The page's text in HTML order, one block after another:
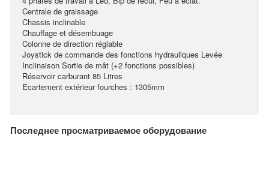
Centrale de graissage
Chassis inclinable
Chauffage et désembuage
Colonne de direction réglable
Joystick de commande des fonctions hydrauliques Levée
Inclinaison Sortie de mât (+2 fonctions possibles)
Réservoir carburant 85 Litres
Ecartement extérieur fourches : 1305mm
Последнее просматриваемое оборудование